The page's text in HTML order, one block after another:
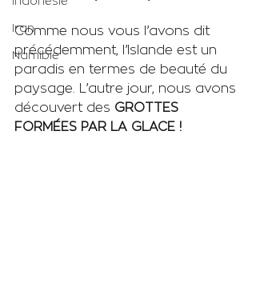
Iran
Namibie
Comme nous vous l’avons dit
précédemment, l’Islande est un
paradis en termes de beauté du
paysage. L’autre jour, nous avons
découvert des GROTTES
FORMÉES PAR LA GLACE !